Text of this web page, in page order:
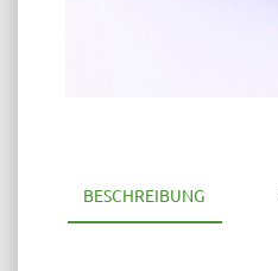
BESCHREIBUNG